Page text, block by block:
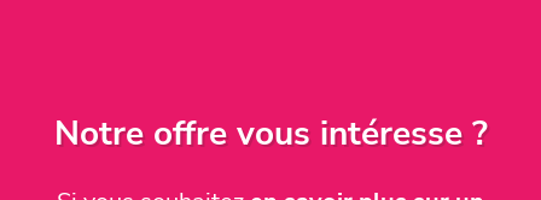
Notre offre vous intéresse ?